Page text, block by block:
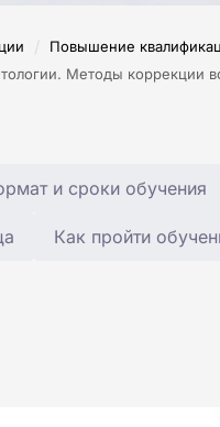
/ Повышение
Методы коррекции
и сроки обучения
Как пройти